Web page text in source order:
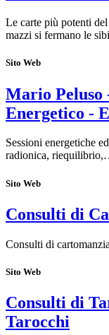
Le carte più potenti
mazzi si fermano le
Sito Web
Mario Peluso
Energetico -
Sessioni energetiche
radionica,
Sito Web
Consulti di
Consulti di
Sito Web
Consulti di
Tarocchi